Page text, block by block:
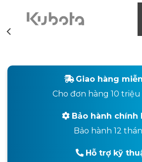
Giao hàng
Cho đơn hàng 10
Bảo hành chính
Bảo hành 12
Hỗ trợ kỹ